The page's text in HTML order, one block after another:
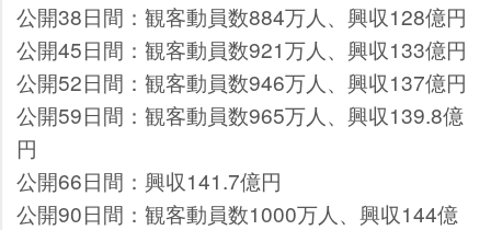
公開38日間：観客動員数884万人、興収128億円
公開45日間：観客動員数921万人、興収133億円
公開52日間：観客動員数946万人、興収137億円
公開59日間：観客動員数965万人、興収139.8億
円
公開66日間：興収141.7億円
公開90日間：観客動員数1000万人、興収144億